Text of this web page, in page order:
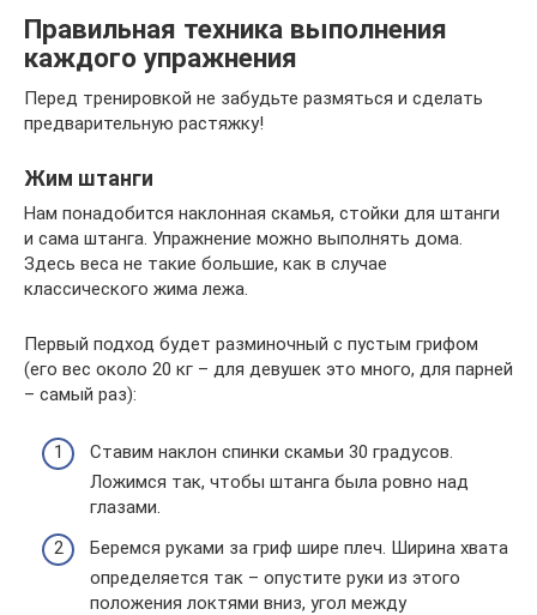
Правильная техника выполнения
каждого упражнения
Перед тренировкой не забудьте размяться и сделать
предварительную растяжку!
Жим штанги
Нам понадобится наклонная скамья, стойки для штанги
и сама штанга. Упражнение можно выполнять дома.
Здесь веса не такие большие, как в случае
классического жима лежа.
Первый подход будет разминочный с пустым грифом
(его вес около 20 кг – для девушек это много, для парней
– самый раз):
Ставим наклон спинки скамьи 30 градусов.
Ложимся так, чтобы штанга была ровно над
глазами.
Беремся руками за гриф шире плеч. Ширина хвата
определяется так – опустите руки из этого
положения локтями вниз, угол между